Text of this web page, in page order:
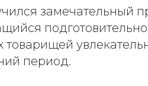
замечательный
товарищей
период.